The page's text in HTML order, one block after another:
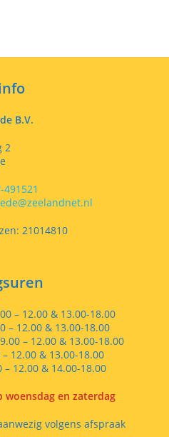
B.V.
2
491521
21014810
– 12.00 & 13.00-18.00
– 12.00 & 13.00-18.00
– 12.00 & 13.00-18.00
12.00 & 13.00-18.00
– 12.00 & 14.00-18.00
woensdag en zaterdag
volgens afspraak